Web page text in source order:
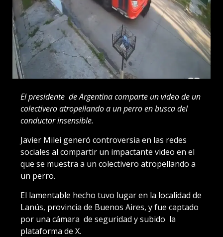
El presidente de Argentina comparte un video de un
colectivero atropellando a un perro en busca del
conductor insensible.
Javier Milei generó controversia en las redes
sociales al compartir un impactante video en el
que se muestra a un colectivero atropellando a
un perro.
El lamentable hecho tuvo lugar en la localidad de
Lanús, provincia de Buenos Aires, y fue captado
por una cámara de seguridad y subido la
plataforma de X.